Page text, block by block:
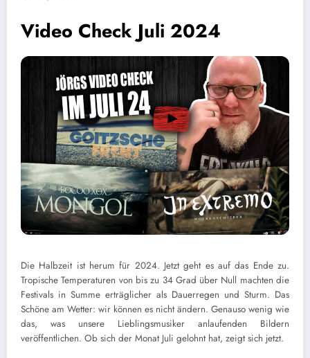
Video Check Juli 2024
Die Halbzeit ist herum für 2024. Jetzt geht es auf das Ende zu.
Tropische Temperaturen von bis zu 34 Grad über Null machten die
Festivals in Summe erträglicher als Dauerregen und Sturm. Das
Schöne am Wetter: wir können es nicht ändern. Genauso wenig wie
das, was unsere Lieblingsmusiker anlaufenden Bildern
veröffentlichen. Ob sich der Monat Juli gelohnt hat, zeigt sich jetzt.